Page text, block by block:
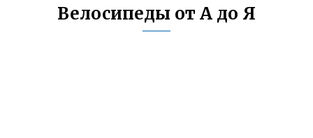
Велосипеды от А до Я